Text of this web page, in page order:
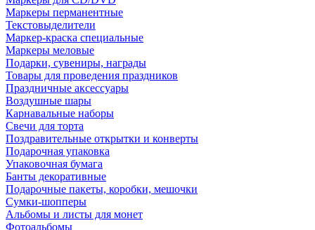
Маркеры перманентные
Текстовыделители
Маркер-краска специальные
Маркеры меловые
Подарки, сувениры, награды
Товары для проведения праздников
Праздничные аксессуары
Воздушные шары
Карнавальные наборы
Свечи для торта
Поздравительные открытки и конверты
Подарочная упаковка
Упаковочная бумага
Банты декоративные
Подарочные пакеты, коробки, мешочки
Сумки-шопперы
Альбомы и листы для монет
Фотоальбомы